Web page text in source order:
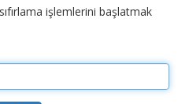
işlemlerini başlatmak